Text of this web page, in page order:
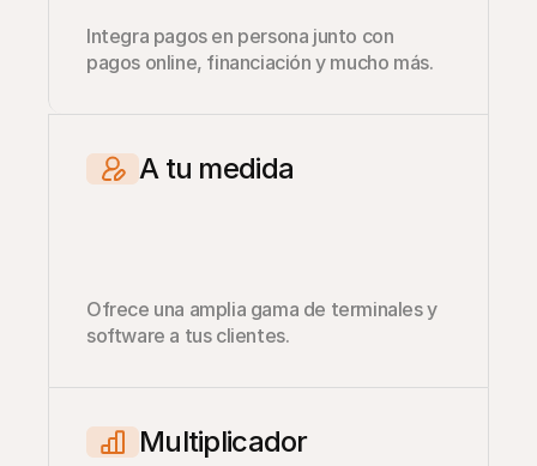
Integra pagos en persona junto con
pagos online, financiación y mucho más.
A tu medida
Ofrece una amplia gama de terminales y
software a tus clientes.
Multiplicador